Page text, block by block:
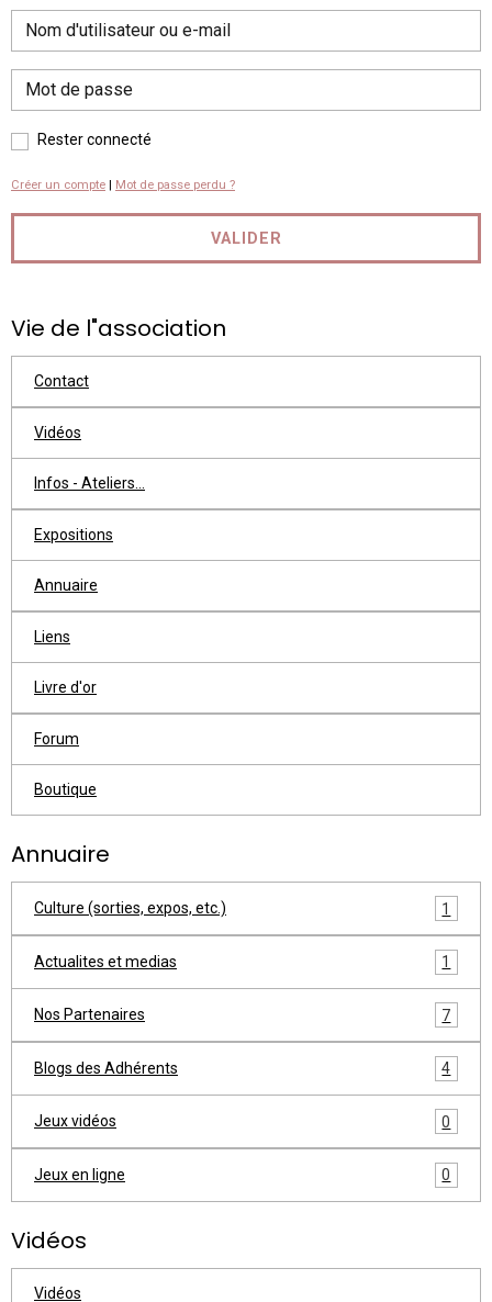
Rester connecté
Créer un compte Mot de passe perdu ?
VALIDER
Vie de l"association
Contact
Vidéos
Infos - Ateliers...
Expositions
Annuaire
Liens
Livre d'or
Forum
Boutique
Annuaire
Culture (sorties, expos, etc.) 1
Actualites et medias 1
Nos Partenaires 7
Blogs des Adhérents 4
Jeux vidéos 0
Jeux en ligne 0
Vidéos
Vidéos